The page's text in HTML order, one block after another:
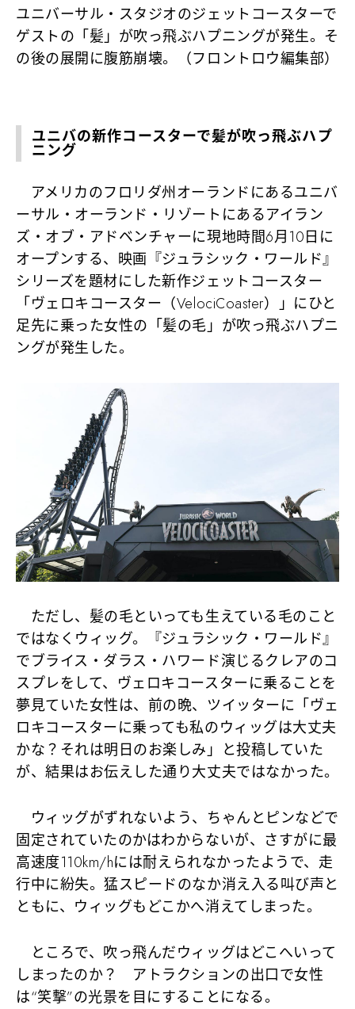
ユニバーサル・スタジオのジェットコースターで
ゲストの「髪」が吹っ飛ぶハプニングが発生。そ
の後の展開に腹筋崩壊。（フロントロウ編集部）
ユニバの新作コースターで髪が吹っ飛ぶハプ
ニング
アメリカのフロリダ州オーランドにあるユニバ
ーサル・オーランド・リゾートにあるアイラン
ズ・オブ・アドベンチャーに現地時間6月10日に
オープンする、映画『ジュラシック・ワールド』
シリーズを題材にした新作ジェットコースター
「ヴェロキコースター（VelociCoaster）」にひと
足先に乗った女性の「髪の毛」が吹っ飛ぶハプニ
ングが発生した。
ただし、髪の毛といっても生えている毛のこと
ではなく ウィッグ。『ジュラシック・ワールド』
でブライス・ダラス・ハワード演じるクレアのコ
スプレをして、ヴェロキコースターに乗ることを
夢見ていた女性は、前の晩、ツイッターに「ヴェ
ロキコースターに乗っても私のウィッグは大丈夫
かな？それは明日のお楽しみ」と投稿していた
が、結果はお伝えした通り大丈夫ではなかった。
ウィッグがずれないよう、ちゃんとピンなどで
固定されていたのかはわからないが、さすがに最
高速度110km/hには耐えられなかったようで、走
行中に紛失。猛スピードのなか消え入る叫び声と
ともに、ウィッグもどこかへ消えてしまった。
ところで、吹っ飛んだウィッグはどこへいって
しまったのか？ アトラクションの出口で女性
は“笑撃”の光景を目にすることになる。